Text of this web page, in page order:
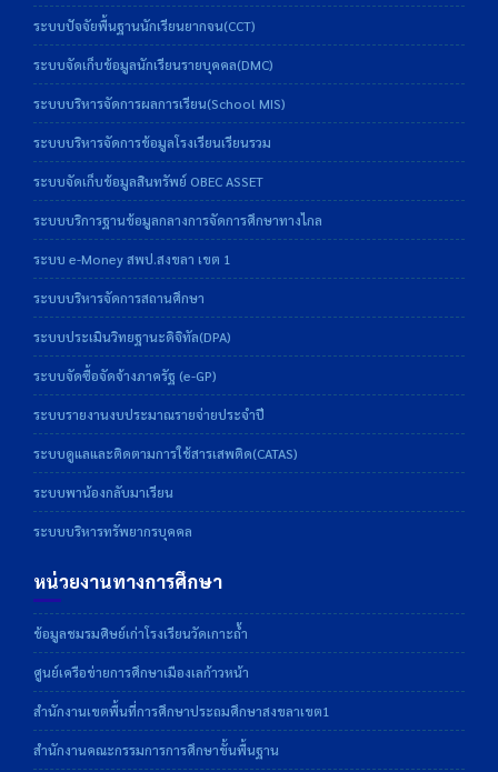
ระบบปัจจัยพื้นฐานนักเรียนยากจน(CCT)
ระบบจัดเก็บข้อมูลนักเรียนรายบุคคล(DMC)
ระบบบริหารจัดการผลการเรียน(School MIS)
ระบบบริหารจัดการข้อมูลโรงเรียนเรียนรวม
ระบบจัดเก็บข้อมูลสินทรัพย์ OBEC ASSET
ระบบบริการฐานข้อมูลกลางการจัดการศึกษาทางไกล
ระบบ e-Money สพป.สงขลา เขต 1
ระบบบริหารจัดการสถานศึกษา
ระบบประเมินวิทยฐานะดิจิทัล(DPA)
ระบบจัดซื้อจัดจ้างภาครัฐ (e-GP)
ระบบรายงานงบประมาณรายจ่ายประจำปี
ระบบดูแลและติดตามการใช้สารเสพติด(CATAS)
ระบบพาน้องกลับมาเรียน
ระบบบริหารทรัพยากรบุคคล
หน่วยงานทางการศึกษา
ข้อมูลชมรมศิษย์เก่าโรงเรียนวัดเกาะถ้ำ
ศูนย์เครือข่ายการศึกษาเมืองเลก้าวหน้า
สำนักงานเขตพื้นที่การศึกษาประถมศึกษาสงขลาเขต1
สำนักงานคณะกรรมการการศึกษาขั้นพื้นฐาน